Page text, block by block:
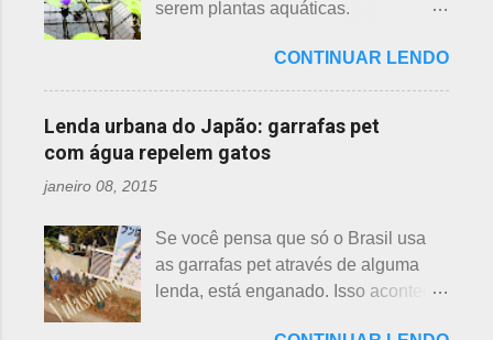
é relativamente espaçoso. As pétalas
são arredondadas. - Pessegueiro -
árvores do pessegueiro são mais
baixas, geralmente apresen...
que era tecelã, havia falecido
para ajudá-lo nessa tarefa. Eis que
estava ele semeando e, de repente,
viu uma cobra rastejando no chão.
Sei percebeu que a cobra deslizou
aranha suspensa por um fio de seda
da teia. A aranha fez Sei lembrar da
mãe - pequena e indefesa - e
imediatamente levou a cobra para
bem longe com seu ancinho. A
serem plantas aquáticas.
na água, no entanto, existem
diferenças. Nenúfar brota na água e
flor de lotus no chão lodoso que,
popularmente, dizemos brejo. Vou
explicar de maneira bem objetiva,
qual a diferença entre o nenúfar -
hasu, em japonês. Basta dar uma
olhada nas flores para perceber as
grandes diferenças e, para isso, vou
CONTINUAR LENDO
Lenda urbana do Japão: garrafas pet
com água repelem gatos
janeiro 08, 2015
Se você pensa que só o Brasil usa
as garrafas pet através de alguma
lenda, está enganado. Isso acontece